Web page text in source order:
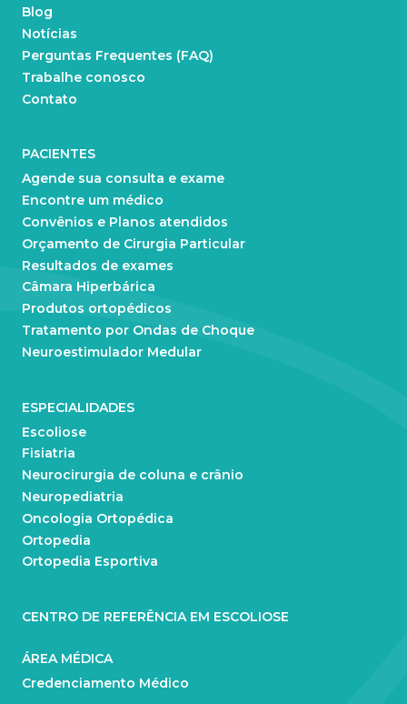
Blog
Notícias
Perguntas Frequentes (FAQ)
Trabalhe conosco
Contato
PACIENTES
Agende sua consulta e exame
Encontre um médico
Convênios e Planos atendidos
Orçamento de Cirurgia Particular
Resultados de exames
Câmara Hiperbárica
Produtos ortopédicos
Tratamento por Ondas de Choque
Neuroestimulador Medular
ESPECIALIDADES
Escoliose
Fisiatria
Neurocirurgia de coluna e crânio
Neuropediatria
Oncologia Ortopédica
Ortopedia
Ortopedia Esportiva
CENTRO DE REFERÊNCIA EM ESCOLIOSE
ÁREA MÉDICA
Credenciamento Médico